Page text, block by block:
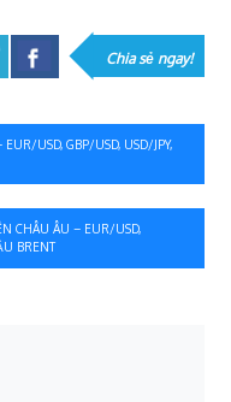
Chia sẻ ngay!
USD, GBP/USD, USD/JPY,
CHÂU ÂU – EUR/USD,
BRENT